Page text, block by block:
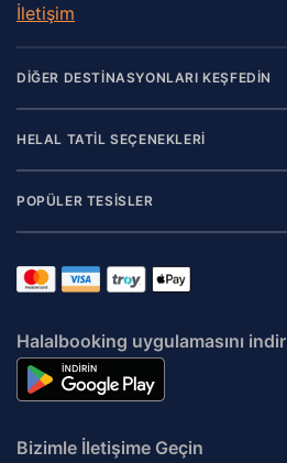
İletişim
DİĞER DESTİNASYONLARI KEŞFEDİN
HELAL TATİL SEÇENEKLERİ
POPÜLER TESİSLER
Halalbooking uygulamasını indir
Bizimle İletişime Geçin